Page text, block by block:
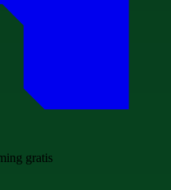
gratis